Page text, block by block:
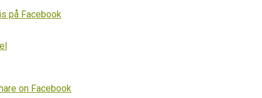
på Facebook
on Facebook